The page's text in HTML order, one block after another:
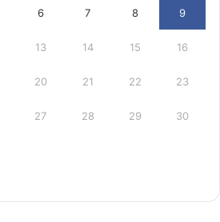
6 7 8 9
13 14 15 16
20 21 22 23
27 28 29 30